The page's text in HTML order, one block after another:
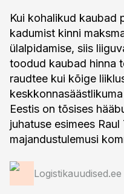
Kui kohalikud kaubad
kadumist kinni
ülalpidamise, siis
toodud kaubad hinna
raudtee kui kõige
Eestis on tõsises
juhatuse esimees
majandustulemusi
Logistikauudised.ee